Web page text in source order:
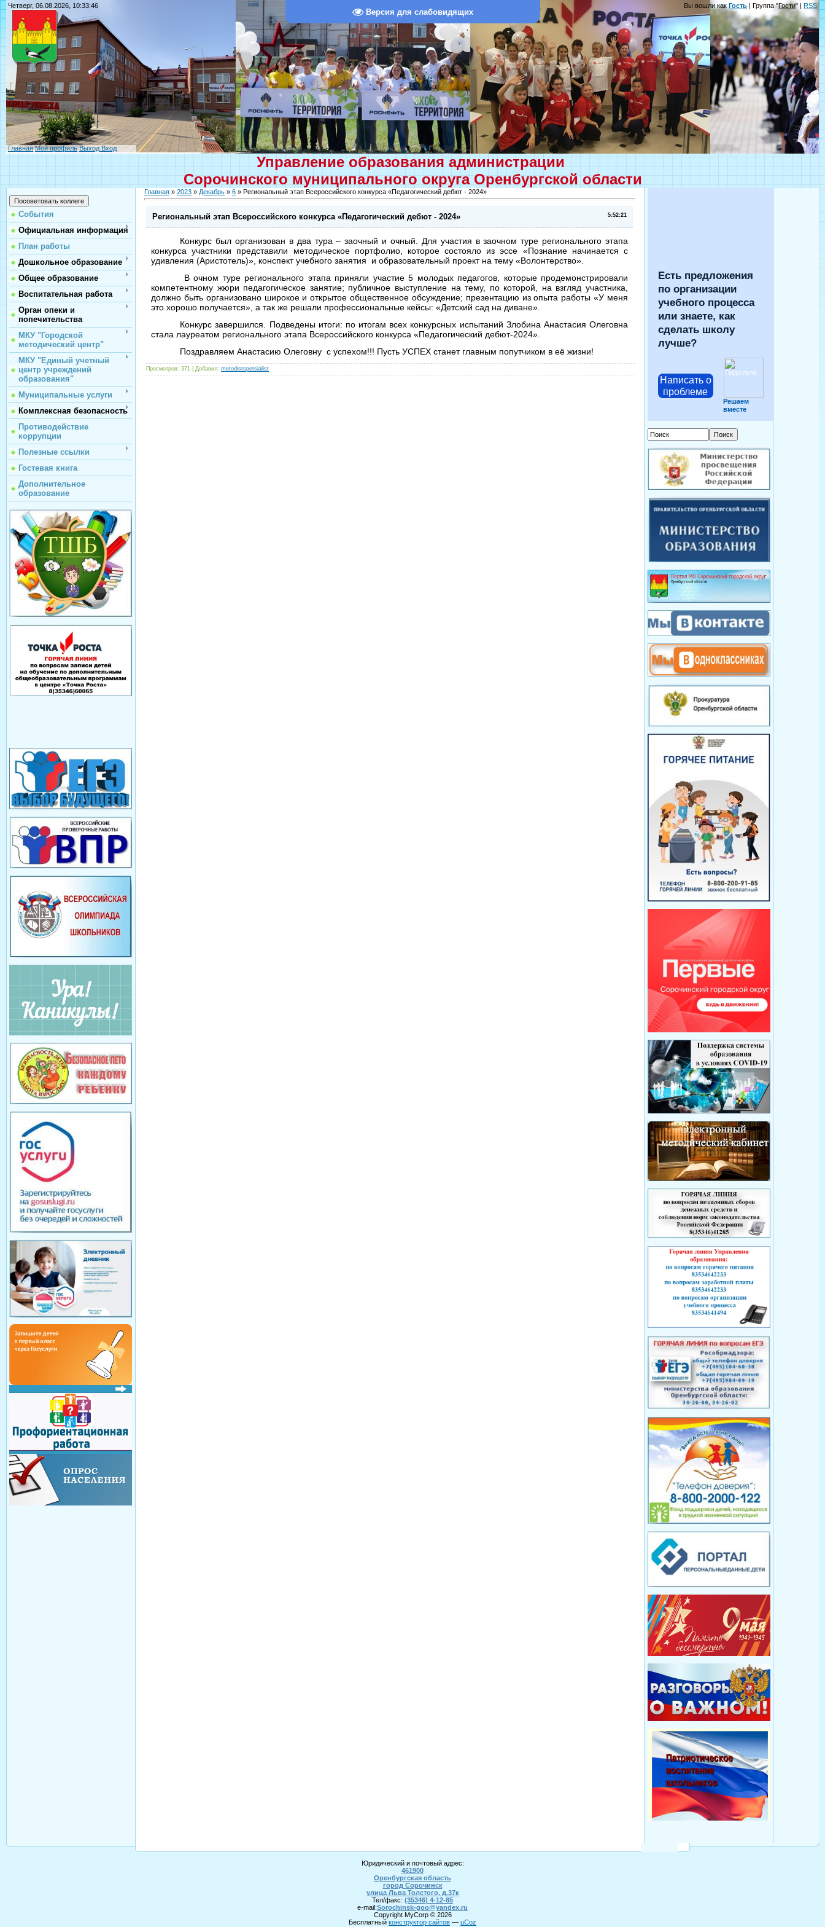
Версия для слабовидящих
Четверг, 06.08.2026, 10:33:46 Вы вошли какГость | Группа "Гости" | RSS
Главная Мой профиль Выход Вход
Управление образования администрации
Сорочинского муниципального округа Оренбургской области
События
Официальная информация
План работы
Дошкольное образование
Общее образование
Воспитательная работа
Орган опеки и
попечительства
МКУ "Городской
методический центр"
МКУ "Единый учетный
центр учреждений
образования"
Муниципальные услуги
Комплексная безопасность
Противодействие
коррупции
Полезные ссылки
Гостевая книга
Дополнительное
образование
Главная » 2023 » Декабрь » 6 » Региональный этап Всероссийского конкурса «Педагогический дебют - 2024»
5:52:21
Региональный этап Всероссийского конкурса «Педагогический дебют - 2024»
Конкурс был организован в два тура – заочный и очный. Для участия в заочном туре регионального этапа
конкурса участники представили методическое портфолио, которое состояло изэссе «Познание начинается с
удивления (Аристотель)», конспект учебного занятия и образовательный проект на тему «Волонтерство».
В очном туре регионального этапа приняли участие 5 молодых педагогов, которые продемонстрировали
компетентному жюри педагогическое занятие; публичное выступление на тему, по которой, на взгляд участника,
должно быть организовано широкое и открытое общественное обсуждение; презентацию из опыта работы «У меня
это хорошо получается», а так же решали профессиональные кейсы: «Детский сад на диване».
Конкурс завершился. Подведены итоги: по итогам всех конкурсных испытаний Злобина Анастасия Олеговна
стала лауреатом регионального этапа Всероссийского конкурса «Педагогический дебют-2024».
Поздравляем Анастасию Олеговну с успехом!!! Пусть УСПЕХ станет главным попутчиком в её жизни!
Просмотров: 371 | Добавил: metodistspetsialist
Есть предложения
по организации
учебного процесса
или знаете, как
сделать школу
лучше?
Написать о
проблеме
Решаем
вместе
Юридический и почтовый адрес:
461900
Оренбургская область
город Сорочинск
улица Льва Толстого, д.37к
Тел/факс: (35346) 4-12-85
e-mail:Sorochinsk-goo@yandex.ru
Copyright MyCorp © 2026
Бесплатный конструктор сайтов — uCoz